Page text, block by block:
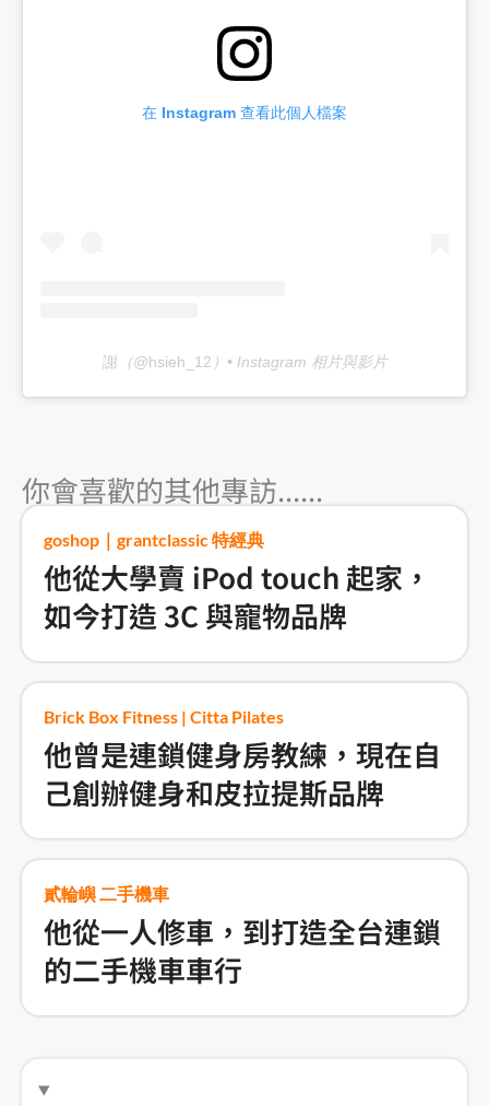
在 Instagram 查看此個人檔案
謝 （@hsieh_12 ）• Instagram 相片與影片
你會喜歡的其他專訪......
goshop｜grantclassic 特經典
他從大學賣 iPod touch 起家，
如今打造 3C 與寵物品牌
Brick Box Fitness | Citta Pilates
他曾是連鎖健身房教練，現在自
己創辦健身和皮拉提斯品牌
貳輪嶼 二手機車
他從一人修車，到打造全台連鎖
的二手機車車行